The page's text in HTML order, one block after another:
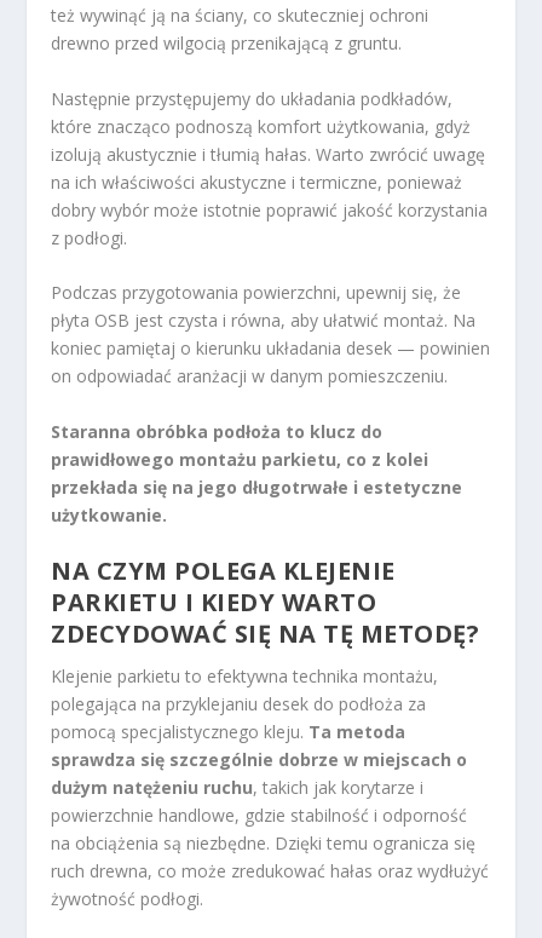
też wywinąć ją na ściany, co skuteczniej ochroni
drewno przed wilgocią przenikającą z gruntu.
Następnie przystępujemy do układania podkładów,
które znacząco podnoszą komfort użytkowania, gdyż
izolują akustycznie i tłumią hałas. Warto zwrócić uwagę
na ich właściwości akustyczne i termiczne, ponieważ
dobry wybór może istotnie poprawić jakość korzystania
z podłogi.
Podczas przygotowania powierzchni, upewnij się, że
płyta OSB jest czysta i równa, aby ułatwić montaż. Na
koniec pamiętaj o kierunku układania desek — powinien
on odpowiadać aranżacji w danym pomieszczeniu.
Staranna obróbka podłoża to klucz do
prawidłowego montażu parkietu, co z kolei
przekłada się na jego długotrwałe i estetyczne
użytkowanie.
NA CZYM POLEGA KLEJENIE
PARKIETU I KIEDY WARTO
ZDECYDOWAĆ SIĘ NA TĘ METODĘ?
Klejenie parkietu to efektywna technika montażu,
polegająca na przyklejaniu desek do podłoża za
pomocą specjalistycznego kleju. Ta metoda
sprawdza się szczególnie dobrze w miejscach o
dużym natężeniu ruchu, takich jak korytarze i
powierzchnie handlowe, gdzie stabilność i odporność
na obciążenia są niezbędne. Dzięki temu ogranicza się
ruch drewna, co może zredukować hałas oraz wydłużyć
żywotność podłogi.